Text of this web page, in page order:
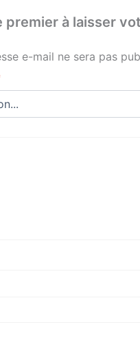
premier à laisser
e-mail ne sera pas